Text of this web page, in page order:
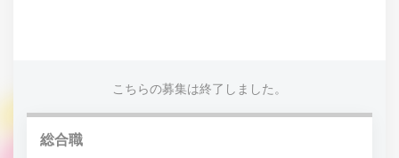
こちらの募集は終了しました。
総合職